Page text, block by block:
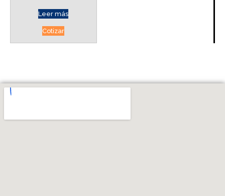
Leer más
Cotizar